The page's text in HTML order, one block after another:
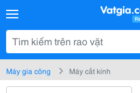
Máy gia công Máy cắt kính